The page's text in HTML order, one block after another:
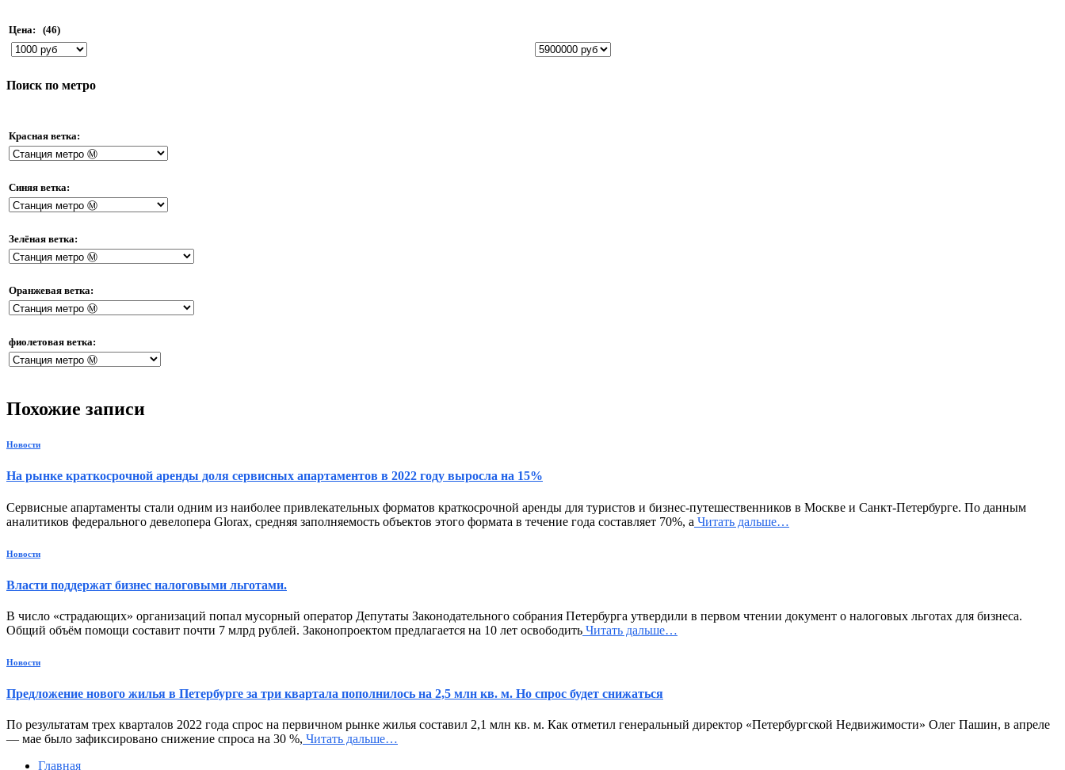
Цена: (46)
Поиск по метро
Красная ветка:
Синяя ветка:
Зелёная ветка:
Оранжевая ветка:
фиолетовая ветка:
Похожие записи
Новости
На рынке краткосрочной аренды доля сервисных апартаментов в 2022 году выросла на 15%
Сервисные апартаменты стали одним из наиболее привлекательных форматов краткосрочной аренды для туристов и бизнес-путешественников в Москве и Санкт-Петербурге. По данным
аналитиков федерального девелопера Glorax, средняя заполняемость объектов этого формата в течение года составляет 70%, а Читать дальше…
Новости
Власти поддержат бизнес налоговыми льготами.
В число «страдающих» организаций попал мусорный оператор Депутаты Законодательного собрания Петербурга утвердили в первом чтении документ о налоговых льготах для бизнеса.
Общий объём помощи составит почти 7 млрд рублей. Законопроектом предлагается на 10 лет освободить Читать дальше…
Новости
Предложение нового жилья в Петербурге за три квартала пополнилось на 2,5 млн кв. м. Но спрос будет снижаться
По результатам трех кварталов 2022 года спрос на первичном рынке жилья составил 2,1 млн кв. м. Как отметил генеральный директор «Петербургской Недвижимости» Олег Пашин, в апреле
— мае было зафиксировано снижение спроса на 30 %, Читать дальше…
Главная